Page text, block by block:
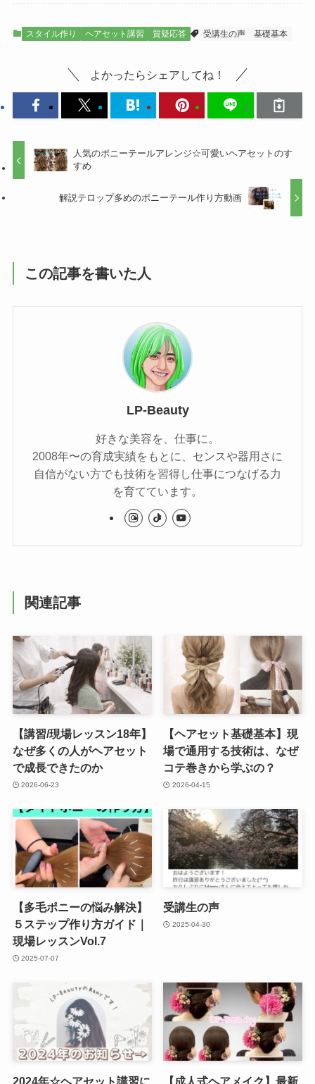
スタイル作り ヘアセット講習 質疑応答 受講生の声 基礎基本
よかったらシェアしてね！
人気のポニーテールアレンジ☆可愛いヘアセットのす
すめ
解説テロップ多めのポニーテール作り方動画
この記事を書いた人
LP-Beauty
好きな美容を、仕事に。
2008年〜の育成実績をもとに、センスや器用さに
自信がない方でも技術を習得し仕事につなげる力
を育てています。
関連記事
【講習/現場レッスン18年】
なぜ多くの人がヘアセット
で成長できたのか
2026-06-23
【ヘアセット基礎基本】現
場で通用する技術は、なぜ
コテ巻きから学ぶの？
2026-04-15
【多毛ポニーの悩み解決】
５ステップ作り方ガイド｜
現場レッスンVol.7
2025-07-07
受講生の声
2025-04-30
2024年☆ヘアセット講習に 【成人式ヘアメイク】最新